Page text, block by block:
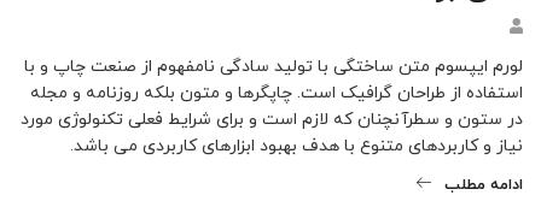
لورم ایپسوم متن ساختگی با تولید سادگی نامفهوم از صنعت چاپ و با
استفاده از طراحان گرافیک است. چاپگرها و متون بلکه روزنامه و مجله
در ستون و سطرآنچنان که لازم است و برای شرایط فعلی تکنولوژی مورد
نیاز و کاربردهای متنوع با هدف بهبود ابزارهای کاربردی می باشد.
ادامه مطلب